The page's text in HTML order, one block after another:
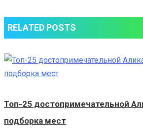
RELATED POSTS
Топ-25 достопримечательной
подборка мест